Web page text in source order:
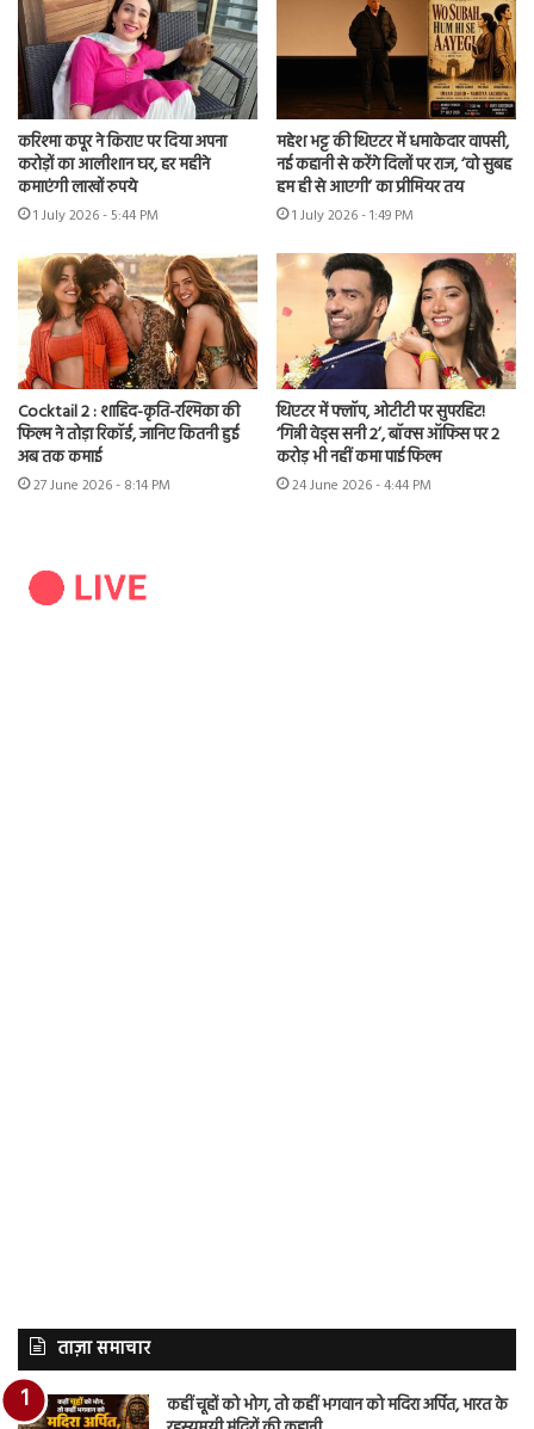
करिश्मा कपूर ने किराए पर दिया अपना
करोड़ों का आलीशान घर, हर महीने
कमाएंगी लाखों रुपये
1 July 2026 - 5:44 PM
महेश भट्ट की थिएटर में धमाकेदार वापसी,
नई कहानी से करेंगे दिलों पर राज, ‘वो सुबह
हम ही से आएगी’ का प्रीमियर तय
1 July 2026 - 1:49 PM
Cocktail 2 : शाहिद-कृति-रश्मिका की
फिल्म ने तोड़ा रिकॉर्ड, जानिए कितनी हुई
अब तक कमाई
27 June 2026 - 8:14 PM
थिएटर में फ्लॉप, ओटीटी पर सुपरहिट!
‘गिन्नी वेड्स सनी 2’, बॉक्स ऑफिस पर 2
करोड़ भी नहीं कमा पाई फिल्म
24 June 2026 - 4:44 PM
ताज़ा समाचार
कहीं चूहों को भोग, तो कहीं भगवान को मदिरा अर्पित, भारत के